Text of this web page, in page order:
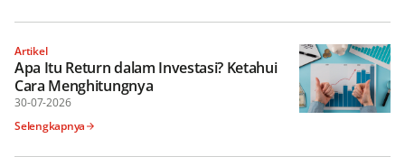
Artikel
Apa Itu Return dalam Investasi? Ketahui
Cara Menghitungnya
30-07-2026
Selengkapnya